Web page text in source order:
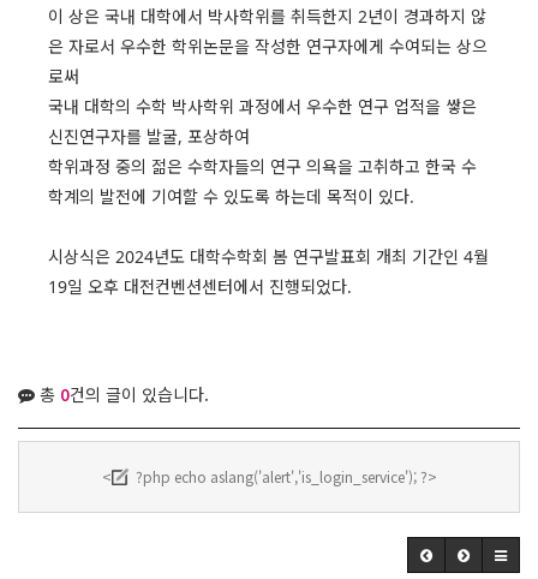
이 상은 국내 대학에서 박사학위를 취득한지 2년이 경과하지 않
은 자로서 우수한 학위논문을 작성한 연구자에게 수여되는 상으
로써
국내 대학의 수학 박사학위 과정에서 우수한 연구 업적을 쌓은
신진연구자를 발굴, 포상하여
학위과정 중의 젊은 수학자들의 연구 의욕을 고취하고 한국 수
학계의 발전에 기여할 수 있도록 하는데 목적이 있다.
시상식은 2024년도 대학수학회 봄 연구발표회 개최 기간인 4월
19일 오후 대전컨벤션센터에서 진행되었다.
총 0건의 글이 있습니다.
< ?php echo aslang('alert','is_login_service'); ?>